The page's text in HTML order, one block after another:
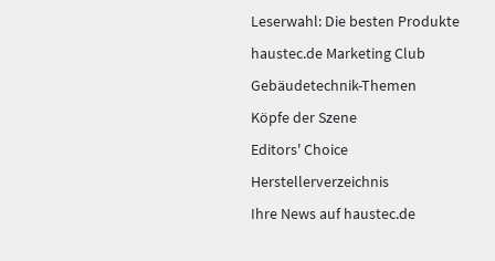
Leserwahl: Die besten Produkte
haustec.de Marketing Club
Gebäudetechnik-Themen
Köpfe der Szene
Editors' Choice
Herstellerverzeichnis
Ihre News auf haustec.de